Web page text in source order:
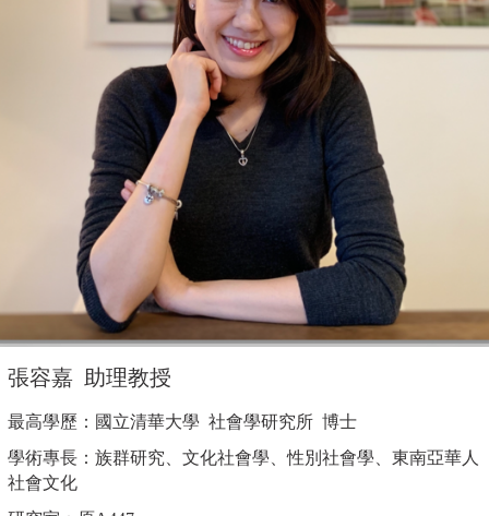
張容嘉 助理教授
最高學歷：國立清華大學 社會學研究所 博士
學術專長：族群研究、文化社會學、性別社會學、東南亞華人
社會文化